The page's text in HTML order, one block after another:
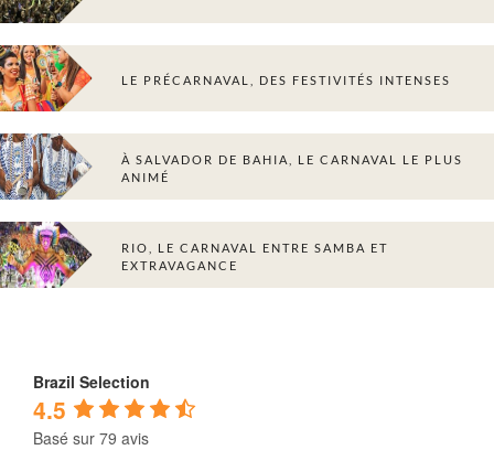
LE PRÉCARNAVAL, DES FESTIVITÉS INTENSES
À SALVADOR DE BAHIA, LE CARNAVAL LE PLUS
ANIMÉ
RIO, LE CARNAVAL ENTRE SAMBA ET
EXTRAVAGANCE
Brazil Selection
4.5
Basé sur 79 avis